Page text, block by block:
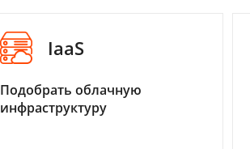
IaaS
Подобрать облачную
инфраструктуру